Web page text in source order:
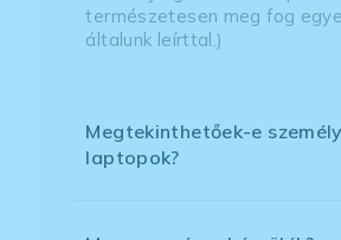
természetesen meg fog
általunk leírttal.)
Megtekinthetőek-e
laptopok?